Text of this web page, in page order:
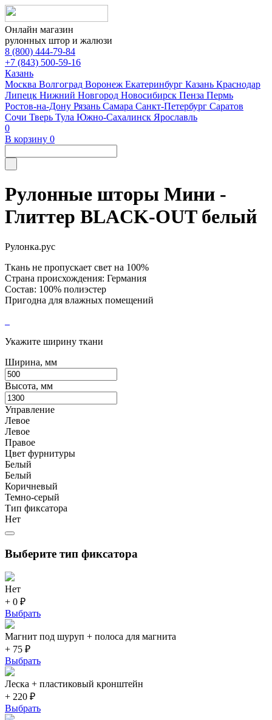
Онлайн магазин
рулонных штор и жалюзи
8 (800) 444-79-84
+7 (843) 500-59-16
Казань
Москва Волгоград Воронеж Екатеринбург Казань Краснодар
Липецк Нижний Новгород Новосибирск Пенза Пермь
Ростов-на-Дону Рязань Самара Санкт-Петербург Саратов
Сочи Тверь Тула Южно-Сахалинск Ярославль
0
В корзину 0
Рулонные шторы Мини -
Глиттер BLACK-OUT белый
Рулонка.рус
Ткань не пропускает свет на 100%
Страна происхождения: Германия
Состав: 100% полиэстер
Пригодна для влажных помещений
Укажите ширину ткани
Ширина, мм
Высота, мм
Управление
Левое
Левое
Правое
Цвет фурнитуры
Белый
Белый
Коричневый
Темно-серый
Тип фиксатора
Нет
Выберите тип фиксатора
Нет
+ 0 ₽
Выбрать
Магнит под шуруп + полоса для магнита
+ 75 ₽
Выбрать
Леска + пластиковый кронштейн
+ 220 ₽
Выбрать